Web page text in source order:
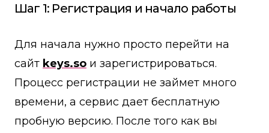
Шаг 1: Регистрация и начало работы
Для начала нужно просто перейти на
сайт keys.so и зарегистрироваться.
Процесс регистрации не займет много
времени, а сервис дает бесплатную
пробную версию. После того как вы